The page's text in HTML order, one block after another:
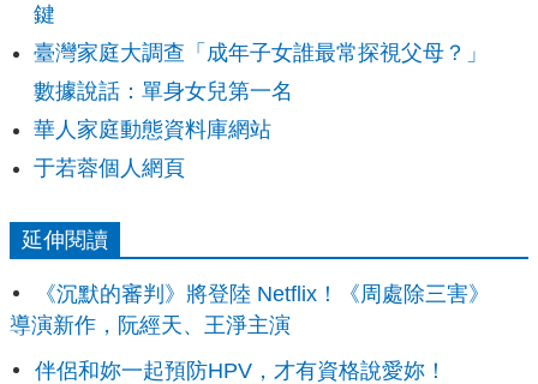
鍵
臺灣家庭大調查「成年子女誰最常探視父母？」
數據說話：單身女兒第一名
華人家庭動態資料庫網站
于若蓉個人網頁
延伸閱讀
《沉默的審判》將登陸 Netflix！《周處除三害》
導演新作，阮經天、王淨主演
伴侶和妳一起預防HPV，才有資格說愛妳！